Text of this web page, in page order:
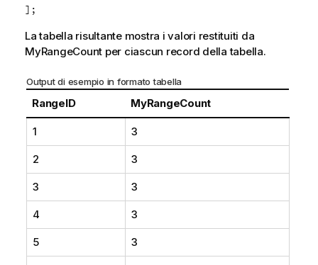
];
La tabella risultante mostra i valori restituiti da
MyRangeCount per ciascun record della tabella.
Output di esempio in formato tabella
RangeID MyRangeCount
1 3
2 3
3 3
4 3
5 3